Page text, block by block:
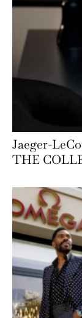
Jaeger-
THE